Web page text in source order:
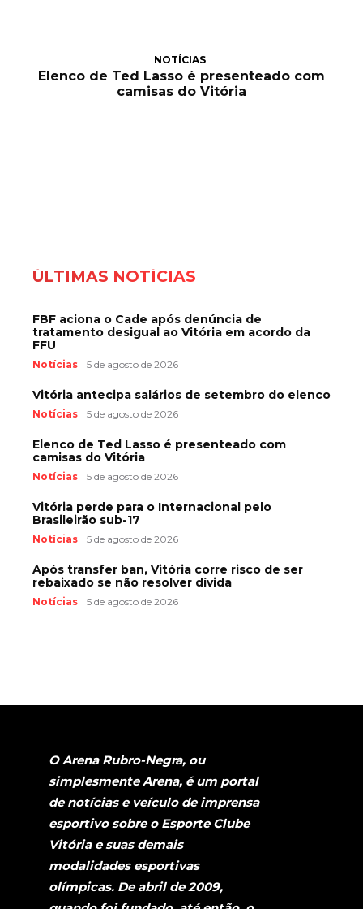
NOTÍCIAS
Elenco de Ted Lasso é presenteado com
camisas do Vitória
ÚLTIMAS NOTÍCIAS
FBF aciona o Cade após denúncia de
tratamento desigual ao Vitória em acordo da
FFU
Notícias 5 de agosto de 2026
Vitória antecipa salários de setembro do elenco
Notícias 5 de agosto de 2026
Elenco de Ted Lasso é presenteado com
camisas do Vitória
Notícias 5 de agosto de 2026
Vitória perde para o Internacional pelo
Brasileirão sub-17
Notícias 5 de agosto de 2026
Após transfer ban, Vitória corre risco de ser
rebaixado se não resolver dívida
Notícias 5 de agosto de 2026
O Arena Rubro-Negra, ou
simplesmente Arena, é um portal
de notícias e veículo de imprensa
esportivo sobre o Esporte Clube
Vitória e suas demais
modalidades esportivas
olímpicas. De abril de 2009,